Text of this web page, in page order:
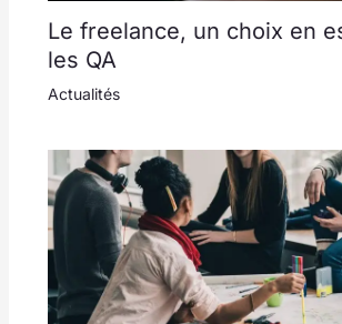
Le freelance, un choix en
les QA
Actualités